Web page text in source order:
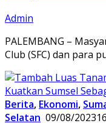
Admin
PALEMBANG –
Club (SFC) dan para
Berita, Ekonomi,
Selatan 09/08/2023